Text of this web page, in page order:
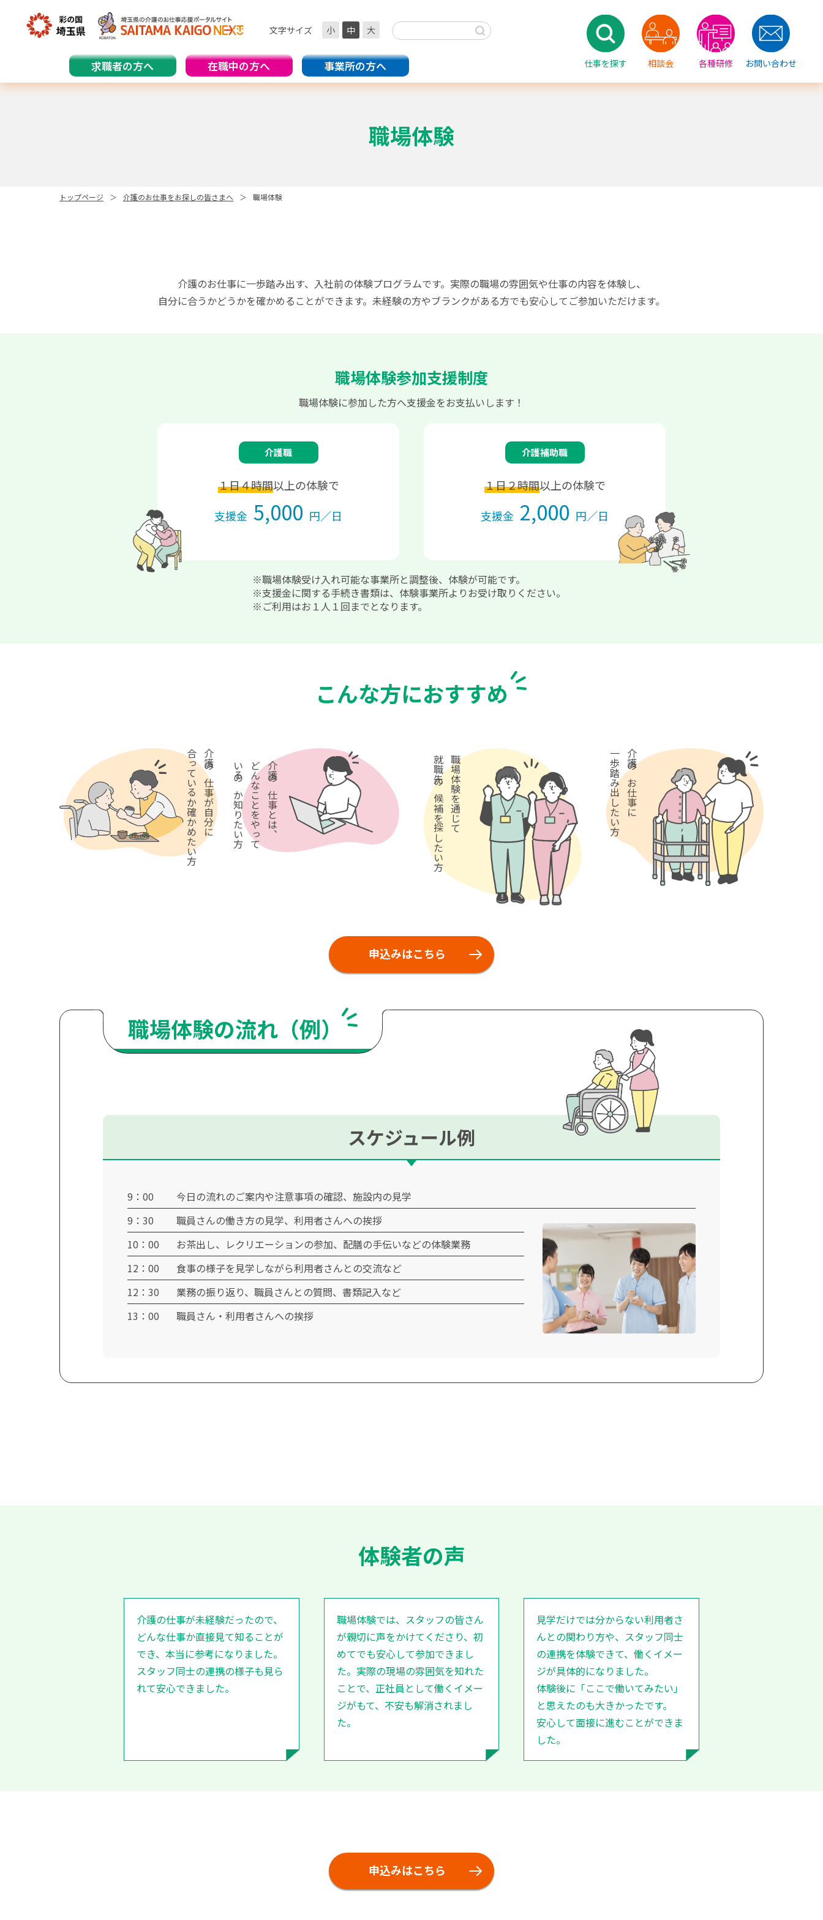
求職者の方へ 在職中の方へ 事業所の方へ 仕事を探す 相談会 各種研修 お問い合わせ
文字サイズ 小 中 大
職場体験
トップページ 介護のお仕事をお探しの皆さまへ 職場体験
介護のお仕事に一歩踏み出す、入社前の体験プログラムです。実際の職場の雰囲気や仕事の内容を体験し、
自分に合うかどうかを確かめることができます。未経験の方やブランクがある方でも安心してご参加いただけます。
職場体験参加支援制度
職場体験に参加した方へ支援金をお支払いします！
介護職
１日４時間以上の体験で
支援金 5,000 円／日
介護補助職
１日２時間以上の体験で
支援金 2,000 円／日
※職場体験受け入れ可能な事業所と調整後、体験が可能です。
※支援金に関する手続き書類は、体験事業所よりお受け取りください。
※ご利用はお１人１回までとなります。
こんな方におすすめ
介護の仕事が自分に
合っているか確かめたい方 介護の仕事とは、
どんなことをやって
いるのか知りたい方 職場体験を通じて
就職先の候補を探したい方 介護のお仕事に
一歩踏み出したい方
申込みはこちら
職場体験の流れ（例）
スケジュール例
9：00
今日の流れのご案内や注意事項の確認、施設内の見学
9：30
職員さんの働き方の見学、利用者さんへの挨拶
10：00
お茶出し、レクリエーションの参加、配膳の手伝いなどの体験業務
12：00
食事の様子を見学しながら利用者さんとの交流など
12：30
業務の振り返り、職員さんとの質問、書類記入など
13：00
職員さん・利用者さんへの挨拶
体験者の声
介護の仕事が未経験だったので、
どんな仕事か直接見て知ることが
でき、本当に参考になりました。
スタッフ同士の連携の様子も見ら
れて安心できました。
職場体験では、スタッフの皆さん
が親切に声をかけてくださり、初
めてでも安心して参加できまし
た。実際の現場の雰囲気を知れた
ことで、正社員として働くイメー
ジがもて、不安も解消されまし
た。
見学だけでは分からない利用者さ
んとの関わり方や、スタッフ同士
の連携を体験できて、働くイメー
ジが具体的になりました。
体験後に「ここで働いてみたい」
と思えたのも大きかったです。
安心して面接に進むことができま
した。
申込みはこちら